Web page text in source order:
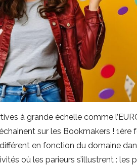
à grande échelle comme
sur les Bookmakers ! 1ère
en fonction du domaine
où les parieurs s’illustrent : les